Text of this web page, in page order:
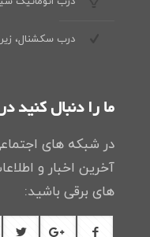
درب سکشنال،
ما را دنبال کنید در
در شبکه های
آخرین اخبار و
های برقی باشید: